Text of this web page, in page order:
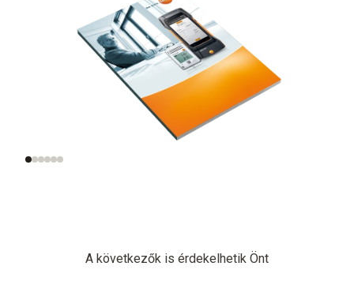
Mit jelent a beltéri
levegő minősége?
A beltéri levegő
minőségének
ellenőrzése a
A következők is érdekelhetik Önt